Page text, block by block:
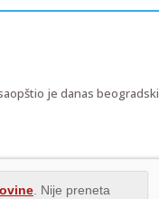
je danas beogradski
. Nije preneta